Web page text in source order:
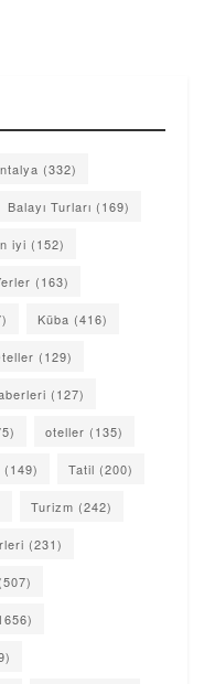
(332)
Balayı Turları (169)
iyi (152)
(163)
Küba (416)
(129)
(127)
oteller (135)
(149) Tatil (200)
Turizm (242)
(231)
(507)